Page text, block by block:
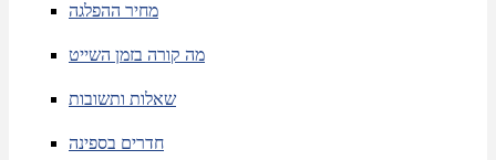
מחיר ההפלגה
מה קורה בזמן השייט
שאלות ותשובות
חדרים בספינה